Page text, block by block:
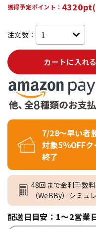
獲得予定ポイント：
注文数：
カートに入れ
7/28～早い者
対象5％OFF
終了
48回まで金利手数
（WeBBy）シミュ
配送日目安：1～2営業